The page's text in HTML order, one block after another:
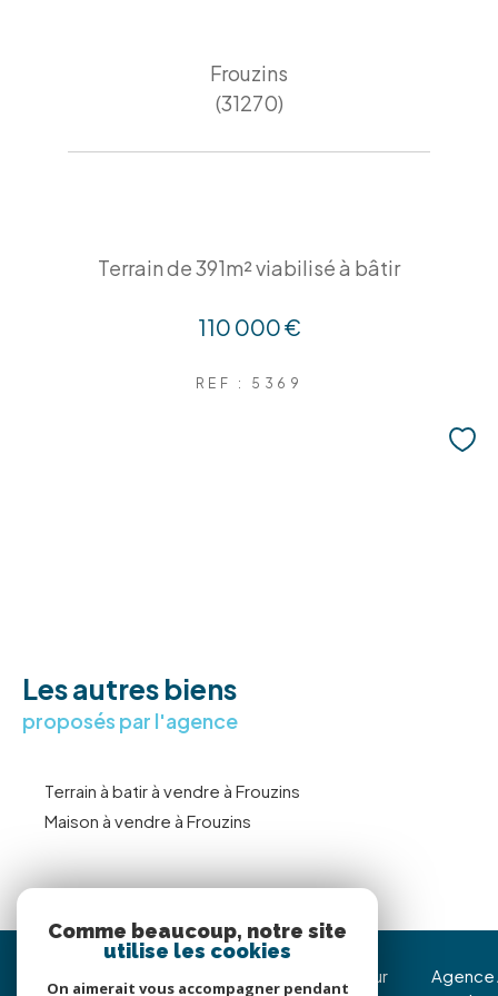
Frouzins
(31270)
Terrain de 391m² viabilisé à bâtir
110 000 €
REF : 5369
Les autres biens
proposés par l'agence
Terrain à batir à vendre à Frouzins
Maison à vendre à Frouzins
Nous suivre sur
Agence
Comme beaucoup, notre site
utilise les cookies
On aimerait vous accompagner pendant